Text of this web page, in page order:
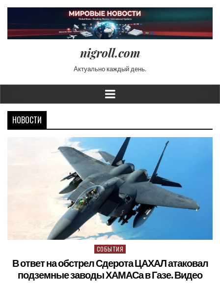
nigroll.com
Актуально каждый день.
НОВОСТИ
Posted in
СОБЫТИЯ
В ответ на обстрел Сдерота ЦАХАЛ атаковал
подземные заводы ХАМАСа в Газе. Видео